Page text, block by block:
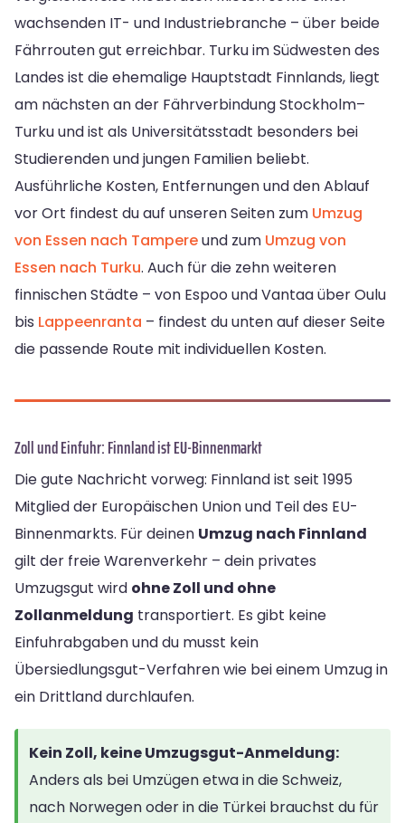
wachsenden IT- und Industriebranche – über beide
Fährrouten gut erreichbar. Turku im Südwesten des
Landes ist die ehemalige Hauptstadt Finnlands, liegt
am nächsten an der Fährverbindung Stockholm–
Turku und ist als Universitätsstadt besonders bei
Studierenden und jungen Familien beliebt.
Ausführliche Kosten, Entfernungen und den Ablauf
vor Ort findest du auf unseren Seiten zum Umzug
von Essen nach Tampereund zum Umzug von
Essen nach Turku. Auch für die zehn weiteren
finnischen Städte – von Espoo und Vantaa über Oulu
bis Lappeenranta – findest du unten auf dieser Seite
die passende Route mit individuellen Kosten.
Zoll und Einfuhr: Finnland ist EU-Binnenmarkt
Die gute Nachricht vorweg: Finnland ist seit 1995
Mitglied der Europäischen Union und Teil des EU-
Binnenmarkts. Für deinen Umzug nach Finnland
gilt der freie Warenverkehr – dein privates
Umzugsgut wird ohne Zoll und ohne
Zollanmeldung transportiert. Es gibt keine
Einfuhrabgaben und du musst kein
Übersiedlungsgut-Verfahren wie bei einem Umzug in
ein Drittland durchlaufen.
Kein Zoll, keine Umzugsgut-Anmeldung:
Anders als bei Umzügen etwa in die Schweiz,
nach Norwegen oder in die Türkei brauchst du für